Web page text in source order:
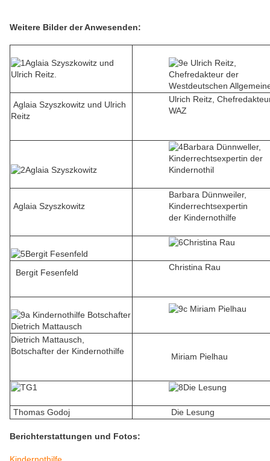
Weitere Bilder der Anwesenden:
Aglaia Szyszkowitz und Ulrich
Reitz
Ulrich Reitz,
WAZ
Aglaia Szyszkowitz
Barbara Dünnweiler,
Kinderrechtsexpertin
der Kindernothilfe
Bergit Fesenfeld
Christina Rau
Dietrich Mattausch,
Botschafter der Kindernothilfe
Miriam Pielhau
Thomas Godoj Die Lesung
Berichterstattungen und Fotos: